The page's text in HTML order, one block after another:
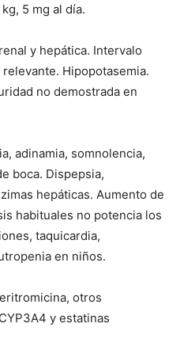
5 mg al día.
y hepática. Intervalo
Hipopotasemia.
no demostrada en
adinamia, somnolencia,
boca. Dispepsia,
hepáticas. Aumento de
habituales no potencia los
taquicardia,
en niños.
otros
y estatinas